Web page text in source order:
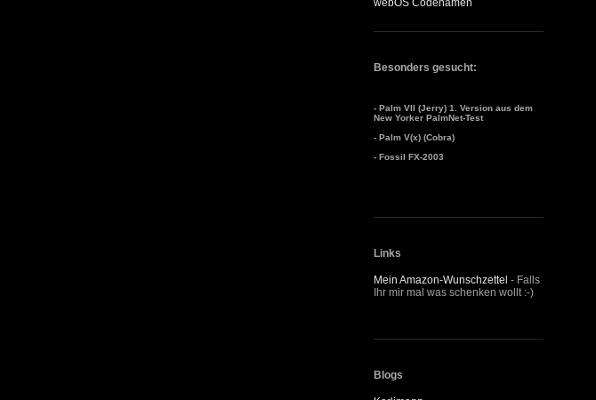
webOS Codenamen
Besonders gesucht:
- Palm VII (Jerry) 1. Version aus dem
New Yorker PalmNet-Test
- Palm V(x) (Cobra)
- Fossil FX-2003
Links
Mein Amazon-Wunschzettel - Falls
Ihr mir mal was schenken wollt :-)
Blogs